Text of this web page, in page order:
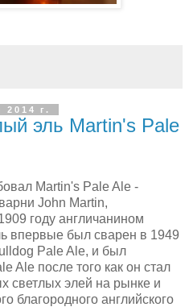
2014 г.
эль Martin's Pale
Martin's Pale Ale -
John Martin,
году англичанином
впервые был сварен в 1949
Pale Ale, и был
Ale после того как он стал
светлых элей на рынке и
благородного английского